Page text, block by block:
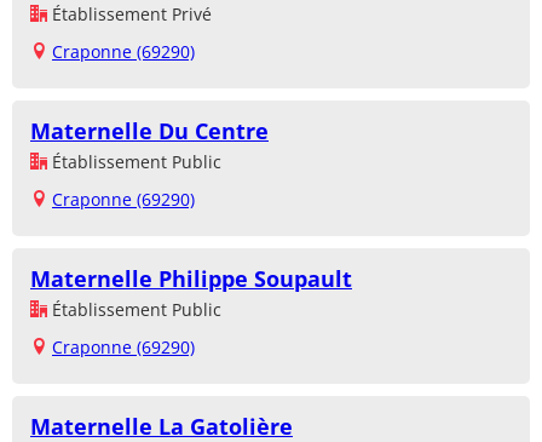
Établissement Privé
Craponne (69290)
Maternelle Du Centre
Établissement Public
Craponne (69290)
Maternelle Philippe Soupault
Établissement Public
Craponne (69290)
Maternelle La Gatolière